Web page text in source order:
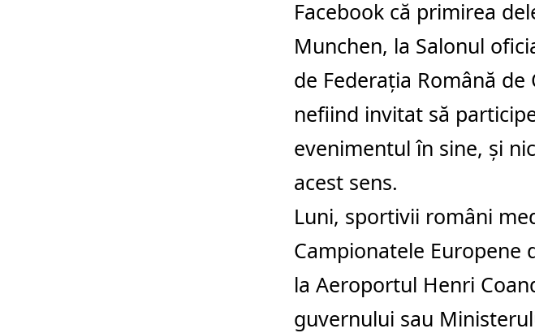
Facebook că primirea
Munchen, la Salonul
de Federaţia Română
nefiind invitat să
evenimentul în sine, şi
acest sens.
Luni, sportivii români
Campionatele Europene
la Aeroportul Henri
guvernului sau